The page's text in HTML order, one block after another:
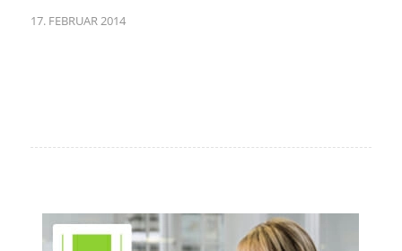
17. FEBRUAR 2014